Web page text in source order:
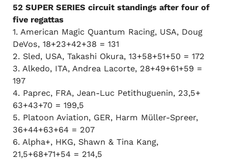
52 SUPER SERIES circuit standings after four of
five regattas
1. American Magic Quantum Racing, USA, Doug
DeVos, 18+23+42+38 = 131
2. Sled, USA, Takashi Okura, 13+58+51+50 = 172
3. Alkedo, ITA, Andrea Lacorte, 28+49+61+59 =
197
4. Paprec, FRA, Jean-Luc Petithuguenin, 23,5+
63+43+70 = 199,5
5. Platoon Aviation, GER, Harm Müller-Spreer,
36+44+63+64 = 207
6. Alpha+, HKG, Shawn & Tina Kang,
21,5+68+71+54 = 214,5